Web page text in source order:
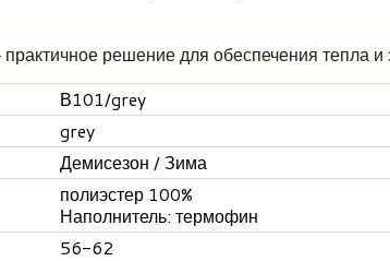
практичное решение для обеспечения тепла
В101/grey
grey
Демисезон / Зима
полиэстер 100%
Наполнитель: термофин
56-62